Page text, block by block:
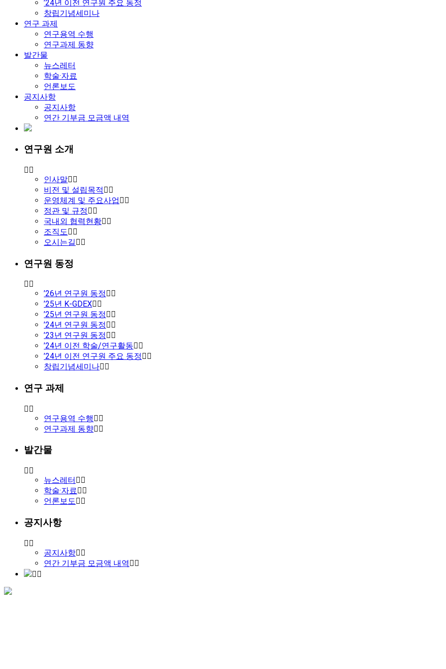
’24년 이전 연구원 주요 동정
창립기념세미나
연구 과제
연구용역 수행
연구과제 동향
발간물
뉴스레터
학술·자료
언론보도
공지사항
공지사항
연간 기부금 모금액 내역
연구원 소개
인사말
비전 및 설립목적
운영체계 및 주요사업
정관 및 규정
국내외 협력현황
조직도
오시는길
연구원 동정
’26년 연구원 동정
’25년 K-GDEX
’25년 연구원 동정
’24년 연구원 동정
’23년 연구원 동정
’24년 이전 학술/연구활동
’24년 이전 연구원 주요 동정
창립기념세미나
연구 과제
연구용역 수행
연구과제 동향
발간물
뉴스레터
학술·자료
언론보도
공지사항
공지사항
연간 기부금 모금액 내역